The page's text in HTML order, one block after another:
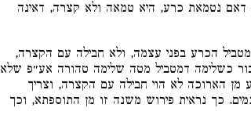
דאם נטמאת כרע, היא טמאה ולא קצרה, דאינה
הכרע בפני עצמה, ולא חבילה עם הקצרה,
כשלימה דמטביל מטה שלימה טהורה אע״פ שלא
הארוכה לא הוי חבילה עם הקצרה, וצריך
כך נראית פירוש משנה זו מן התוספתא, וכך